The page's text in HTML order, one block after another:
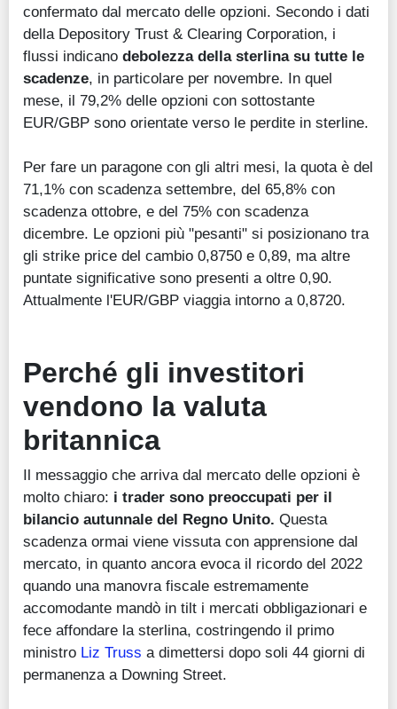
confermato dal mercato delle opzioni. Secondo i dati
della Depository Trust & Clearing Corporation, i
flussi indicano debolezza della sterlina su tutte le
scadenze, in particolare per novembre. In quel
mese, il 79,2% delle opzioni con sottostante
EUR/GBP sono orientate verso le perdite in sterline.
Per fare un paragone con gli altri mesi, la quota è del
71,1% con scadenza settembre, del 65,8% con
scadenza ottobre, e del 75% con scadenza
dicembre. Le opzioni più "pesanti" si posizionano tra
gli strike price del cambio 0,8750 e 0,89, ma altre
puntate significative sono presenti a oltre 0,90.
Attualmente l'EUR/GBP viaggia intorno a 0,8720.
Perché gli investitori
vendono la valuta
britannica
Il messaggio che arriva dal mercato delle opzioni è
molto chiaro: i trader sono preoccupati per il
bilancio autunnale del Regno Unito. Questa
scadenza ormai viene vissuta con apprensione dal
mercato, in quanto ancora evoca il ricordo del 2022
quando una manovra fiscale estremamente
accomodante mandò in tilt i mercati obbligazionari e
fece affondare la sterlina, costringendo il primo
ministro Liz Truss a dimettersi dopo soli 44 giorni di
permanenza a Downing Street.